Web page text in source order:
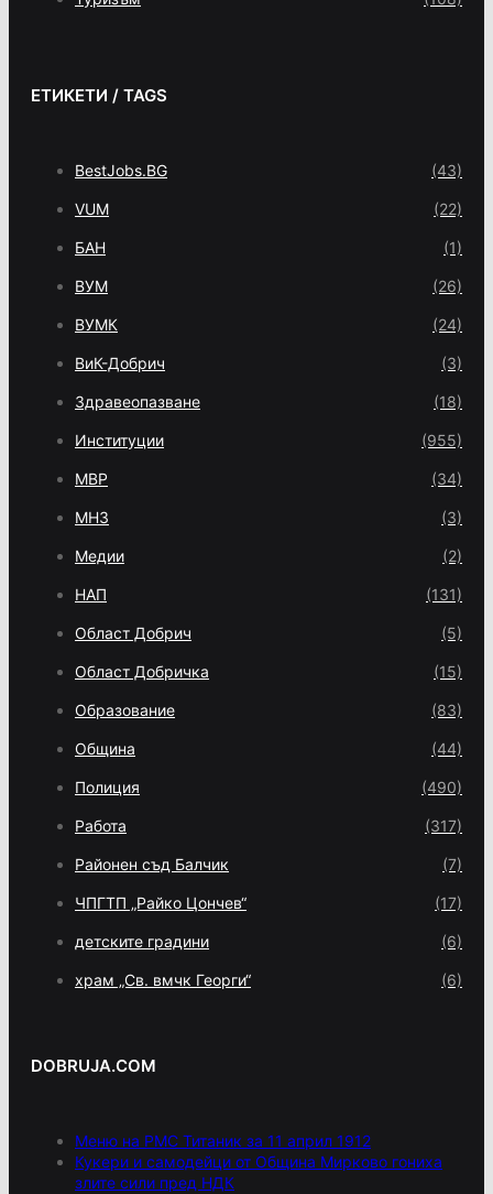
ЕТИКЕТИ / TAGS
BestJobs.BG (43)
VUM (22)
БАН (1)
ВУМ (26)
ВУМК (24)
ВиК-Добрич (3)
Здравеопазване (18)
Институции (955)
МВР (34)
МНЗ (3)
Медии (2)
НАП (131)
Област Добрич (5)
Област Добричка (15)
Образование (83)
Община (44)
Полиция (490)
Работа (317)
Районен съд Балчик (7)
ЧПГТП „Райко Цончев“ (17)
детските градини (6)
храм „Св. вмчк Георги“ (6)
DOBRUJA.COM
Меню на РМС Титаник за 11 април 1912
Кукери и самодейци от Община Мирково гониха
злите сили пред НДК